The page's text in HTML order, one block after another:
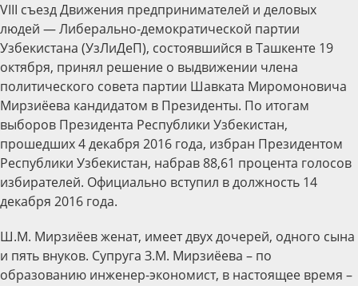
VIII съезд Движения предпринимателей и деловых
людей — Либерально-демократической партии
Узбекистана (УзЛиДеП), состоявшийся в Ташкенте 19
октября, принял решение о выдвижении члена
политического совета партии Шавката Миромоновича
Мирзиёева кандидатом в Президенты. По итогам
выборов Президента Республики Узбекистан,
прошедших 4 декабря 2016 года, избран Президентом
Республики Узбекистан, набрав 88,61 процента голосов
избирателей. Официально вступил в должность 14
декабря 2016 года.
Ш.М. Мирзиёев женат, имеет двух дочерей, одного сына
и пять внуков. Супруга З.М. Мирзиёева – по
образованию инженер-экономист, в настоящее время –